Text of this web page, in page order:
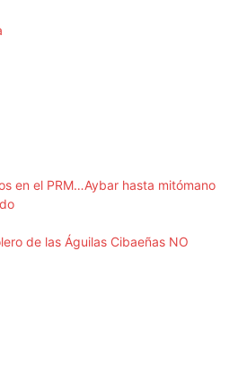
en el PRM…Aybar hasta mitómano
de las Águilas Cibaeñas NO